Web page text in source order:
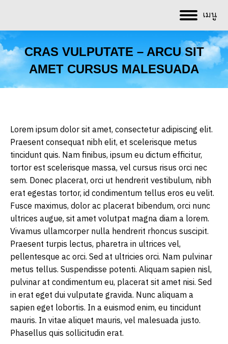
เมนู
CRAS VULPUTATE – ARCU SIT
AMET CURSUS MALESUADA
You are here:
Lorem ipsum dolor sit amet, consectetur adipiscing elit.
Praesent consequat nibh elit, et scelerisque metus
tincidunt quis. Nam finibus, ipsum eu dictum efficitur,
tortor est scelerisque massa, vel cursus risus orci nec
sem. Donec placerat, orci ut hendrerit vestibulum, nibh
erat egestas tortor, id condimentum tellus eros eu velit.
Fusce maximus, dolor ac placerat bibendum, orci nunc
ultrices augue, sit amet volutpat magna diam a lorem.
Vivamus ullamcorper nulla hendrerit rhoncus suscipit.
Praesent turpis lectus, pharetra in ultrices vel,
pellentesque ac orci. Sed at ultricies orci. Nam pulvinar
metus tellus. Suspendisse potenti. Aliquam sapien nisl,
pulvinar at condimentum eu, placerat sit amet nisi. Sed
in erat eget dui vulputate gravida. Nunc aliquam a
sapien eget lobortis. In a euismod enim, eu tincidunt
mauris. In vitae aliquet mauris, vel malesuada justo.
Phasellus quis sollicitudin erat.